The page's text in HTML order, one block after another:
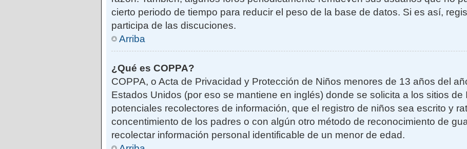
cierto periodo de tiempo para reducir el peso de la base de datos. Si es así,
participa de las discuciones.
Arriba
¿Qué es COPPA?
COPPA, o Acta de Privacidad y Protección de Niños menores de 13 años del
Estados Unidos (por eso se mantiene en inglés) donde se solicita a los sitios de
potenciales recolectores de información, que el registro de niños sea escrito y
concentimiento de los padres o con algún otro método de reconocimiento de
recolectar información personal identificable de un menor de edad.